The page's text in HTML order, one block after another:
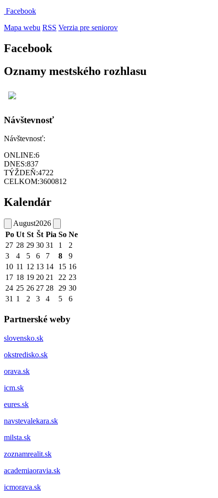
Facebook
Mapa webu RSS Verzia pre seniorov
Facebook
Oznamy mestského rozhlasu
Návštevnosť
Návštevnosť:
ONLINE:6
DNES:837
TÝŽDEŇ:4722
CELKOM:3600812
Kalendár
August2026
Po Ut St Št Pia So Ne
27 28 29 30 31 1
2
3
4 5 6 7 8
9
10 11 12 13 14 15 16
17 18 19 20 21 22 23
24 25 26 27 28 29 30
31 1 2 3 4 5 6
Partnerské weby
slovensko.sk
okstredisko.sk
orava.sk
icm.sk
eures.sk
navstevalekara.sk
milsta.sk
zoznamrealit.sk
academiaoravia.sk
icmorava.sk